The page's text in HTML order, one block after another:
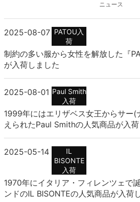
ニュース
2025-08-07 PATOU入
荷
制約の多い服から女性を解放した『
が入荷しました
2025-08-01 Paul Smith
入荷
1999年にはエリザベス女王からサー(
えられたPaul Smithの人気商品が入
2025-05-14
IL
BISONTE
入荷
1970年にイタリア・フィレンツェで
ンドのIL BISONTEの人気商品が入荷